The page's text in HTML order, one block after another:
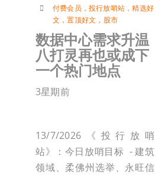
付费会员 ， 投行放哨站 ，精选好
文 ，置顶好文 ， 股市
数据中心需求升温
八打灵再也或成下
一个热门地点
3星期前
13/7/2026《投行放哨
站》：今日放哨目标 - 建筑
领域、柔佛州选举、永旺信